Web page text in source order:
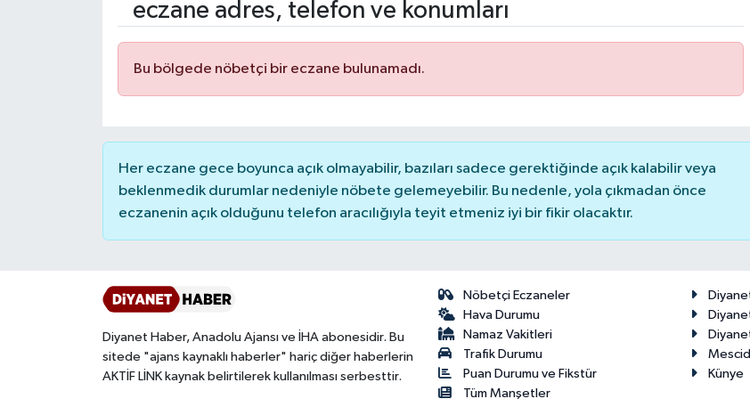
eczane adres, telefon ve konumları
Bu bölgede nöbetçi bir eczane bulunamadı.
Her eczane gece boyunca açık olmayabilir, bazıları sadece gerektiğinde açık kalabilir veya
beklenmedik durumlar nedeniyle nöbete gelemeyebilir. Bu nedenle, yola çıkmadan önce
eczanenin açık olduğunu telefon aracılığıyla teyit etmeniz iyi bir fikir olacaktır.
Diyanet Haber, Anadolu Ajansı ve İHA abonesidir. Bu
sitede "ajans kaynaklı haberler" hariç diğer haberlerin
AKTİF LİNK kaynak belirtilerek kullanılması serbesttir.
Nöbetçi Eczaneler
Hava Durumu
Namaz Vakitleri
Trafik Durumu
Puan Durumu ve Fikstür
Tüm Manşetler
Künye
Ardahan Müftülüğü
Artvin Müftülüğü
Balıkesir Müftülüğü
Bartın Müftülüğü
Bayburt Müftülüğü
Bilecik Müftülüğü
Peygamberimizin Hayatı
DİYANET AKADEMİ
DİYANET RADYO/TV
Kültür-Sanat